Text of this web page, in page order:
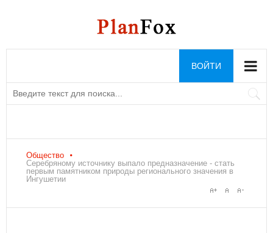
ВОЙТИ
Общество
Серебряному источнику выпало предназначение - стать
первым памятником природы регионального значения в
Ингушетии